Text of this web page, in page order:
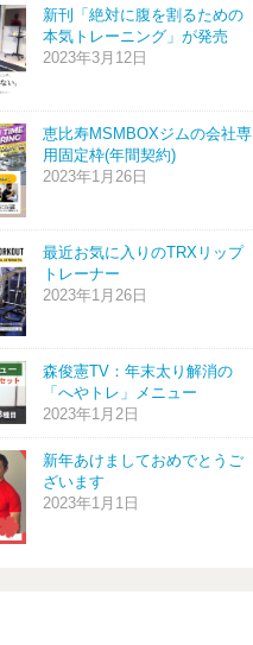
新刊「絶対に腹を割るための
本気トレーニング」が発売
2023年3月12日
恵比寿MSMBOXジムの会社専
用固定枠(年間契約)
2023年1月26日
最近お気に入りのTRXリップ
トレーナー
2023年1月26日
森俊憲TV：年末太り解消の
「へやトレ」メニュー
2023年1月2日
新年あけましておめでとうご
ざいます
2023年1月1日